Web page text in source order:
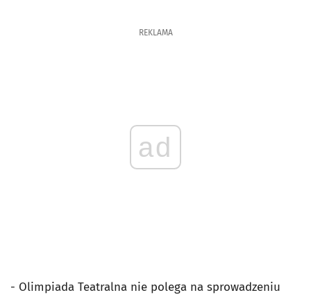
REKLAMA
ad
- Olimpiada Teatralna nie polega na sprowadzeniu